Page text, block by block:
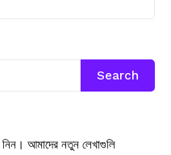
Search
আমাদের নতুন লেখাগুলি